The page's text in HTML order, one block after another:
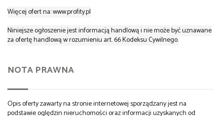
Więcej ofert na: www.profity.pl
Niniejsze ogłoszenie jest informacją handlową i nie może być uznawane
za ofertę handlową w rozumieniu art. 66 Kodeksu Cywilnego.
NOTA PRAWNA
Opis oferty zawarty na stronie internetowej sporządzany jest na
podstawie oględzin nieruchomości oraz informacji uzyskanych od